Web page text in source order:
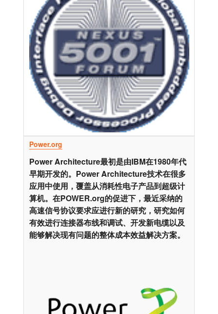
Power.org
Power Architecture最初是由IBM在1980年代
早期开发的。Power Architecture技术在很多
应用中使用，覆盖从消耗性电子产品到超级计
算机。在POWER.org的促进下，最近采纳的
高速信号协议要求应进行新的研究，研究如何
有效进行连接器布线和调试、开发新电缆以及
能够解决现有问题的整体成本效益解决方案。